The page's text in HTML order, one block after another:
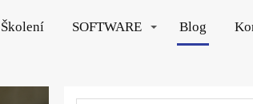
Školení SOFTWARE Blog